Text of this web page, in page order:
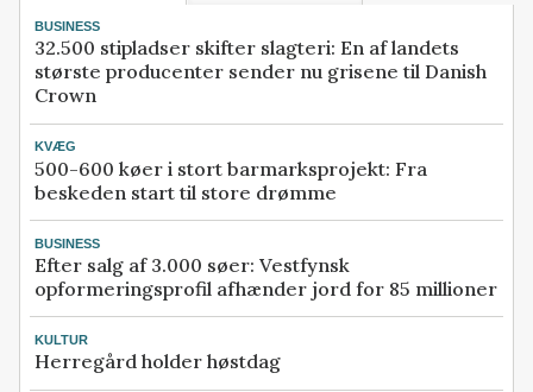
BUSINESS
32.500 stipladser skifter slagteri: En af landets
største producenter sender nu grisene til Danish
Crown
KVÆG
500-600 køer i stort barmarksprojekt: Fra
beskeden start til store drømme
BUSINESS
Efter salg af 3.000 søer: Vestfynsk
opformeringsprofil afhænder jord for 85 millioner
KULTUR
Herregård holder høstdag